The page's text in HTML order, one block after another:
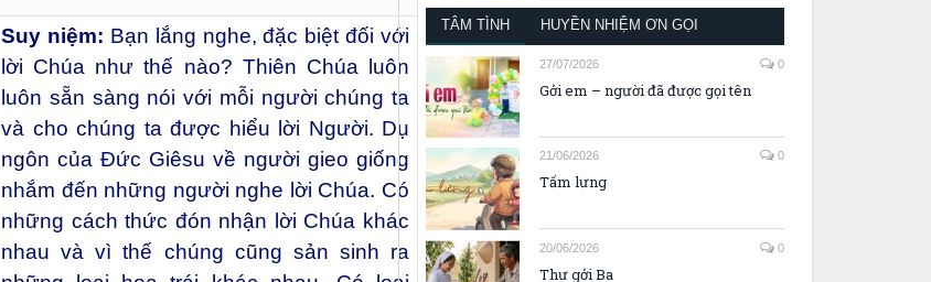
Suy niệm: Bạn lắng nghe, đặc biệt đối với
lời Chúa như thế nào? Thiên Chúa luôn
luôn sẵn sàng nói với mỗi người chúng ta
và cho chúng ta được hiểu lời Người. Dụ
ngôn của Đức Giêsu về người gieo giống
nhắm đến những người nghe lời Chúa. Có
những cách thức đón nhận lời Chúa khác
nhau và vì thế chúng cũng sản sinh ra
TÂM TÌNH HUYỀN NHIỆM ƠN GỌI
27/07/2026 0
Gởi em – người đã được gọi tên
21/06/2026 0
Tấm lưng
20/06/2026 0
Thư gởi Ba